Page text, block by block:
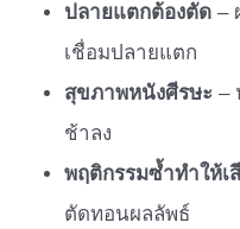
ปลายแตกต้องตัด –
เชื่อมปลายแตก
สุขภาพหนังศีรษะ –
ช้าลง
พฤติกรรมซ้ำทำให้เ
ตัดทอนผลลัพธ์